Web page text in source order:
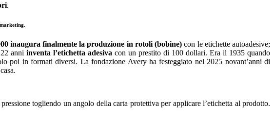
.
inaugura finalmente la produzione in rotoli (bobine) con le etichette autoadesive;
22 anniinventa l’etichetta adesiva con un prestito di 100 dollari. Era il 1935 quando
poi in formati diversi. La fondazione Avery ha festeggiato nel 2025 novant’anni di
togliendo un angolo della carta protettiva per applicare l’etichetta al prodotto.